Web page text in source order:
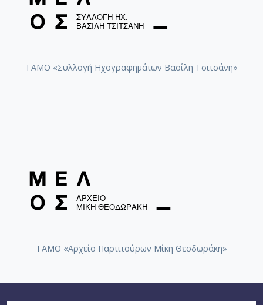
ΤΑΜΟ «Συλλογή Ηχογραφημάτων Βασίλη Τσιτσάνη»
ΤΑΜΟ «Αρχείο Παρτιτούρων Μίκη Θεοδωράκη»